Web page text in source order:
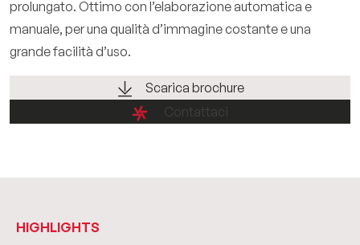
prolungato. Ottimo con l’elaborazione automatica e
manuale, per una qualità d’immagine costante e una
grande facilità d’uso.
Scarica brochure
Contattaci
HIGHLIGHTS